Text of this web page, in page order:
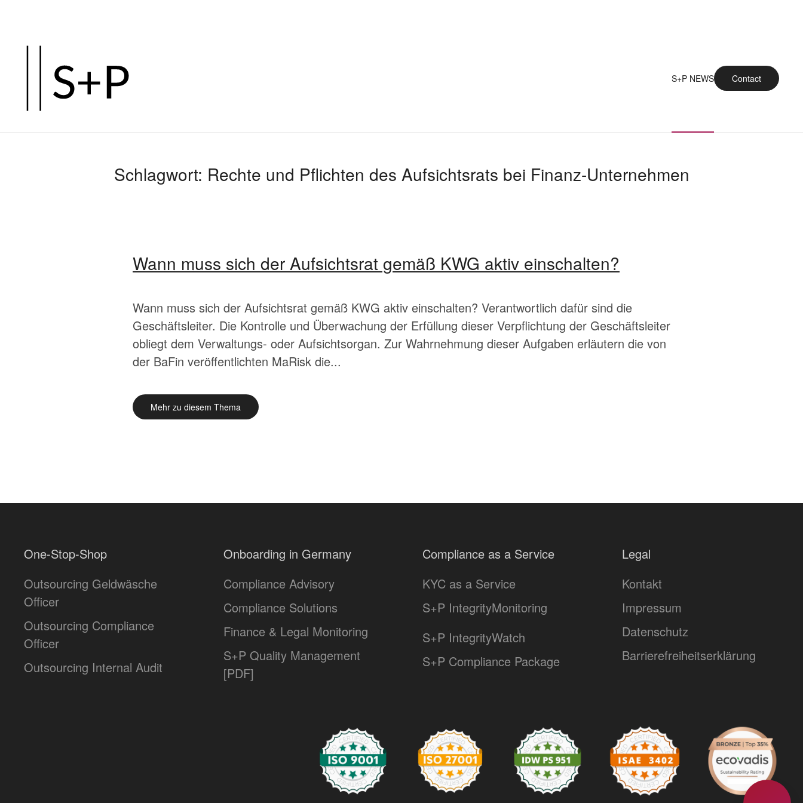
springen
S+P NEWS Contact
Schlagwort: Rechte und Pflichten des Aufsichtsrats bei Finanz-Unternehmen
Wann muss sich der Aufsichtsrat gemäß KWG aktiv einschalten?
Wann muss sich der Aufsichtsrat gemäß KWG aktiv einschalten? Verantwortlich dafür sind die
Geschäftsleiter. Die Kontrolle und Überwachung der Erfüllung dieser Verpflichtung der Geschäftsleiter
obliegt dem Verwaltungs- oder Aufsichtsorgan. Zur Wahrnehmung dieser Aufgaben erläutern die von
der BaFin veröffentlichten MaRisk die...
Mehr zu diesem Thema
One-Stop-Shop
Outsourcing Geldwäsche
Officer
Outsourcing Compliance
Officer
Outsourcing Internal Audit
Onboarding in Germany
Compliance Advisory
Compliance Solutions
Finance & Legal Monitoring
S+P Quality Management
[PDF]
Compliance as a Service
KYC as a Service
S+P IntegrityMonitoring
S+P IntegrityWatch
S+P Compliance Package
Legal
Kontakt
Impressum
Datenschutz
Barrierefreiheitserklärung